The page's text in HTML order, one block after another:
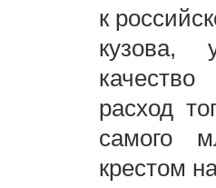
к
кузова,
расход
самого
крестом